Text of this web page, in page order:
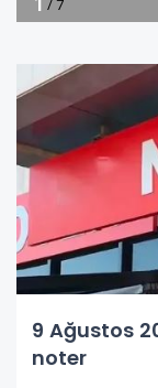
9 Ağustos
noter